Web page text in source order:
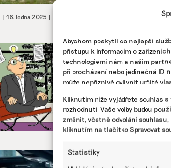
Abychom poskytli co nejlepší
přístupu k informacím o
technologiemi nám a našim
při procházení nebo jedinečná ID
může nepříznivě ovlivnit určité
Kliknutím níže vyjádřete souhlas
rozhodnutí. Vaše volby budou
změnit, včetně odvolání
kliknutím na tlačítko Spravovat
Statistiky
| 16. ledna 2025 |